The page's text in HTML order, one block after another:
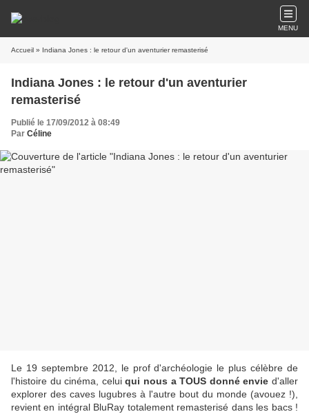
MENU
Accueil » Indiana Jones : le retour d'un aventurier remasterisé
Indiana Jones : le retour d'un aventurier
remasterisé
Publié le 17/09/2012 à 08:49
Par Céline
Le 19 septembre 2012, le prof d'archéologie le plus célèbre de
l'histoire du cinéma, celuiqui nous a TOUS donné envie d'aller
explorer des caves lugubres à l'autre bout du monde (avouez !),
revient en intégral BluRay totalement remasterisé dans les bacs !